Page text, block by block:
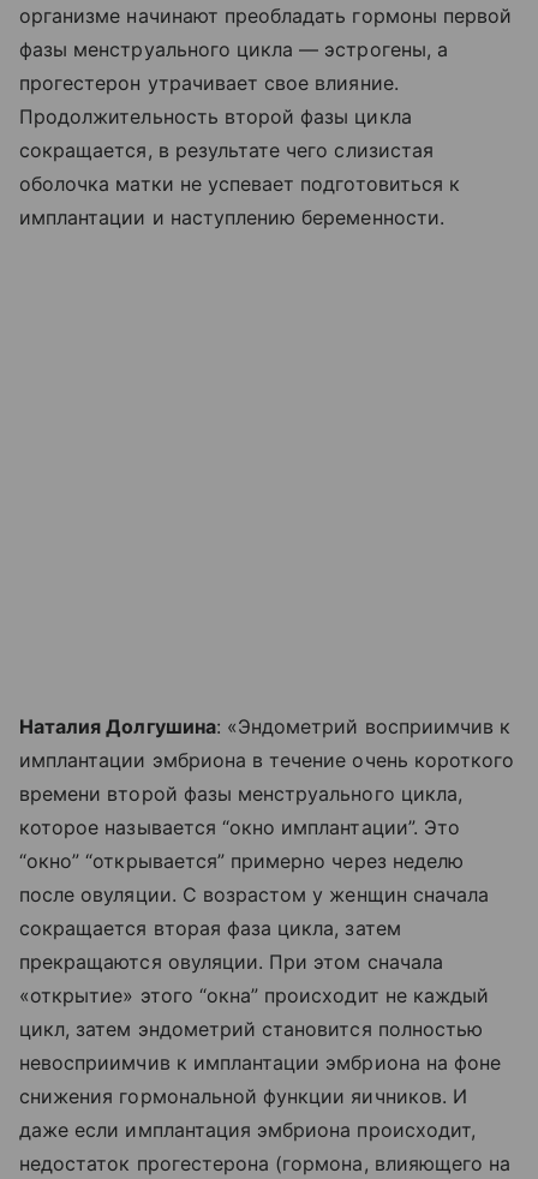
организме начинают преобладать гормоны первой
фазы менструального цикла — эстрогены, а
прогестерон утрачивает свое влияние.
Продолжительность второй фазы цикла
сокращается, в результате чего слизистая
оболочка матки не успевает подготовиться к
имплантации и наступлению беременности.
Наталия Долгушина: «Эндометрий восприимчив к
имплантации эмбриона в течение очень короткого
времени второй фазы менструального цикла,
которое называется “окно имплантации”. Это
“окно” “открывается” примерно через неделю
после овуляции. С возрастом у женщин сначала
сокращается вторая фаза цикла, затем
прекращаются овуляции. При этом сначала
«открытие» этого “окна” происходит не каждый
цикл, затем эндометрий становится полностью
невосприимчив к имплантации эмбриона на фоне
снижения гормональной функции яичников. И
даже если имплантация эмбриона происходит,
недостаток прогестерона (гормона, влияющего на